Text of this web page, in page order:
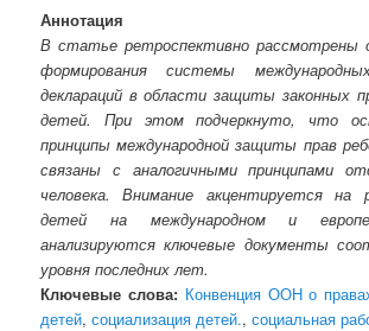
Аннотация
В статье ретроспективно рассмотрены
формирования системы
деклараций в области защиты законных
детей. При этом подчеркнуто, что
принципы международной защиты прав
связаны с аналогичными принципами
человека. Внимание акцентируется на
детей на международном и
анализируются ключевые документы
уровня последних лет.
Ключевые слова: Конвенция ООН о
детей,социализация детей.,социальная